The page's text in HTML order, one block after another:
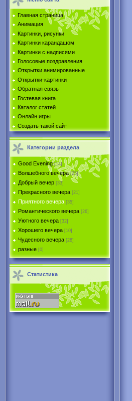
Главная страница
Анимация
Картинки, рисунки
Картинки карандашом
Картинки с надписями
Голосовые поздравления
Открытки анимированные
Открытки-картинки
Обратная связь
Гостевая книга
Каталог статей
Онлайн игры
Создать такой сайт
Категории раздела
Good Evening [14]
Волшебного вечера [25]
Добрый вечер [33]
Прекрасного вечера [21]
Приятного вечера [35]
Романтического вечера [26]
Уютного вечера [32]
Хорошего вечера [10]
Чудесного вечера [28]
разные [0]
Статистика